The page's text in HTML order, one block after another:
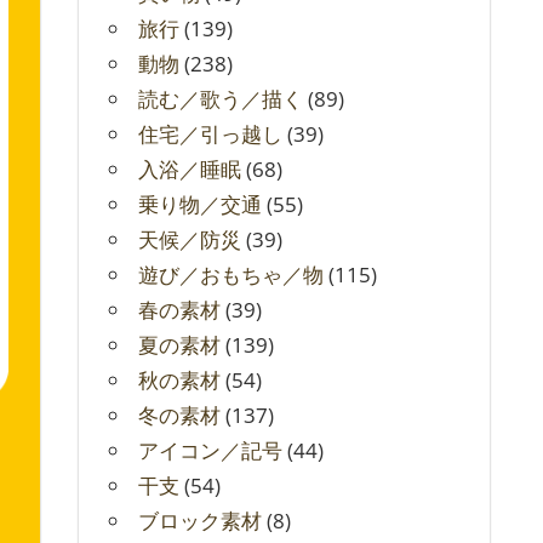
旅行(139)
動物 (238)
読む／歌う／描く (89)
住宅／引っ越し (39)
入浴／睡眠(68)
乗り物／交通 (55)
天候／防災 (39)
遊び／おもちゃ／物 (115)
春の素材(39)
夏の素材(139)
秋の素材(54)
冬の素材(137)
アイコン／記号(44)
干支 (54)
ブロック素材(8)